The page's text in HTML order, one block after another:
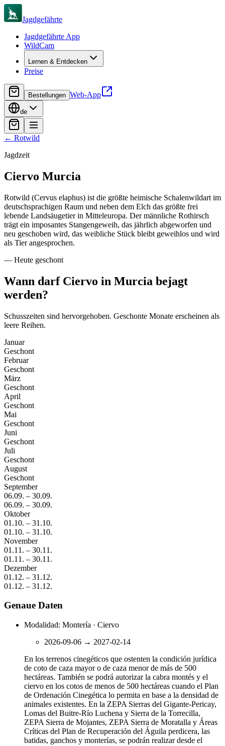
Jagdgefährte
Jagdgefährte App
WildCam
Lernen & Entdecken
Preise
Bestellungen Web-App
de
← Rotwild
Jagdzeit
Ciervo Murcia
Rotwild (Cervus elaphus) ist die größte heimische Schalenwildart im
deutschsprachigen Raum und neben dem Elch das größte frei
lebende Landsäugetier in Mitteleuropa. Der männliche Rothirsch
trägt ein imposantes Stangengeweih, das jährlich abgeworfen und
neu geschoben wird, das weibliche Stück bleibt geweihlos und wird
als Tier angesprochen.
— Heute geschont
Wann darf Ciervo in Murcia bejagt
werden?
Schusszeiten sind hervorgehoben. Geschonte Monate erscheinen als
leere Reihen.
Januar
Geschont
Februar
Geschont
März
Geschont
April
Geschont
Mai
Geschont
Juni
Geschont
Juli
Geschont
August
Geschont
September
06.09. – 30.09.
06.09. – 30.09.
Oktober
01.10. – 31.10.
01.10. – 31.10.
November
01.11. – 30.11.
01.11. – 30.11.
Dezember
01.12. – 31.12.
01.12. – 31.12.
Genaue Daten
Modalidad: Montería · Ciervo
2026-09-06 → 2027-02-14
En los terrenos cinegéticos que ostenten la condición jurídica
de coto de caza mayor o de caza menor de más de 500
hectáreas. También se podrá autorizar la cabra montés y el
ciervo en los cotos de menos de 500 hectáreas cuando el Plan
de Ordenación Cinegética lo permita en base a la densidad de
animales existentes. En la ZEPA Sierras del Gigante-Pericay,
Lomas del Buitre-Río Luchena y Sierra de la Torrecilla,
ZEPA Sierra de Mojantes, ZEPA Sierra de Moratalla y Áreas
Críticas del Plan de Recuperación del Águila perdicera, las
batidas, ganchos y monterías, se podrán realizar desde el